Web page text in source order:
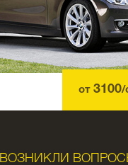
от 3100/
ВОЗНИКЛИ